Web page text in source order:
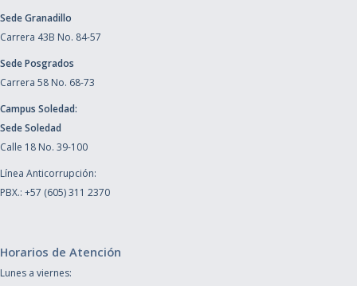
Sede Granadillo
Carrera 43B No. 84-57
Sede Posgrados
Carrera 58 No. 68-73
Campus Soledad:
Sede Soledad
Calle 18 No. 39-100
Línea Anticorrupción:
PBX.: +57 (605) 311 2370
Horarios de Atención
Lunes a viernes: